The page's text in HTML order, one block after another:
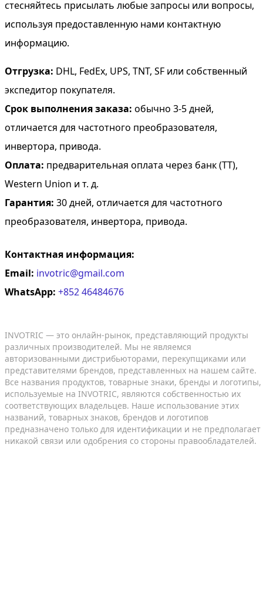
стесняйтесь присылать любые запросы или вопросы,
используя предоставленную нами контактную
информацию.
Отгрузка: DHL, FedEx, UPS, TNT, SF или собственный
экспедитор покупателя.
Срок выполнения заказа: обычно 3-5 дней,
отличается для частотного преобразователя,
инвертора, привода.
Оплата: предварительная оплата через банк (TT),
Western Union и т. д.
Гарантия: 30 дней, отличается для частотного
преобразователя, инвертора, привода.
Контактная информация:
Email: invotric@gmail.com
WhatsApp: +852 46484676
INVOTRIC — это онлайн-рынок, представляющий продукты
различных производителей. Мы не являемся
авторизованными дистрибьюторами, перекупщиками или
представителями брендов, представленных на нашем сайте.
Все названия продуктов, товарные знаки, бренды и логотипы,
используемые на INVOTRIC, являются собственностью их
соответствующих владельцев. Наше использование этих
названий, товарных знаков, брендов и логотипов
предназначено только для идентификации и не предполагает
никакой связи или одобрения со стороны правообладателей.